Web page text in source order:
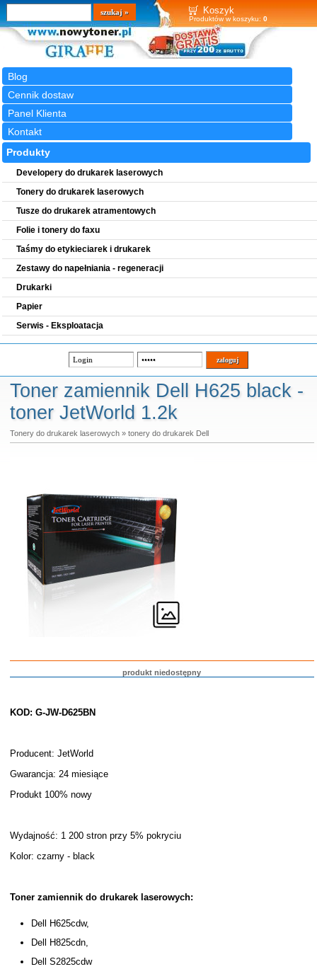
Koszyk
Produktów w koszyku: 0
Blog
Cennik dostaw
Panel Klienta
Kontakt
Wyszukiwarka
szukaj
Produkty
Developery do drukarek laserowych
Tonery do drukarek laserowych
Tusze do drukarek atramentowych
Folie i tonery do faxu
Taśmy do etykieciarek i drukarek
Zestawy do napełniania - regeneracji
Drukarki
Papier
Serwis - Eksploatacja
Toner zamiennik Dell H625 black -
toner JetWorld 1.2k
Tonery do drukarek laserowych» tonery do drukarek Dell
produkt niedostępny
KOD: G-JW-D625BN
Producent: JetWorld
Gwarancja: 24 miesiące
Produkt 100% nowy
Wydajność: 1 200 stron przy 5% pokryciu
Kolor: czarny - black
Toner zamiennik do drukarek laserowych:
Dell H625cdw,
Dell H825cdn,
Dell S2825cdw